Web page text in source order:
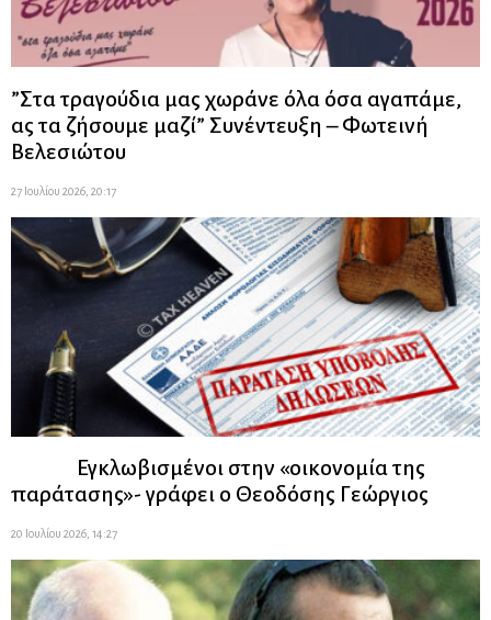
”Στα τραγούδια μας χωράνε όλα όσα αγαπάμε,
ας τα ζήσουμε μαζί” Συνέντευξη – Φωτεινή
Βελεσιώτου
27 Ιουλίου 2026, 20:17
Εγκλωβισμένοι στην «οικονομία της
παράτασης»- γράφει ο Θεοδόσης Γεώργιος
20 Ιουλίου 2026, 14:27